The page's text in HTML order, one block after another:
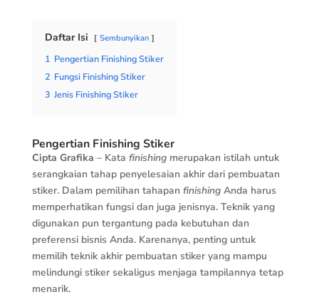
Daftar Isi Sembunyikan
1 Pengertian Finishing Stiker
2 Fungsi Finishing Stiker
3 Jenis Finishing Stiker
Pengertian Finishing Stiker
Cipta Grafika – Kata finishingmerupakan istilah untuk
serangkaian tahap penyelesaian akhir dari pembuatan
stiker. Dalam pemilihan tahapan finishingAnda harus
memperhatikan fungsi dan juga jenisnya. Teknik yang
digunakan pun tergantung pada kebutuhan dan
preferensi bisnis Anda. Karenanya, penting untuk
memilih teknik akhir pembuatan stiker yang mampu
melindungi stiker sekaligus menjaga tampilannya tetap
menarik.